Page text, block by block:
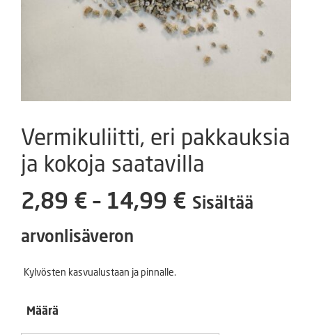
Vermikuliitti, eri pakkauksia
ja kokoja saatavilla
2,89 € – 14,99 € Sisältää
arvonlisäveron
Kylvösten kasvualustaan ja pinnalle.
Määrä